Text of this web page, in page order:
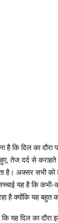
है कि दिल का
तेज दर्द से कराहते
है। अक्सर सभी को
यह है कि कभी-
है क्योंकि यह बहुत
यह दिल का दौरा